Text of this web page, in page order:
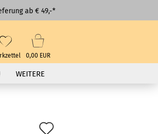
ab € 49,-*
0,00 EUR
WEITERE